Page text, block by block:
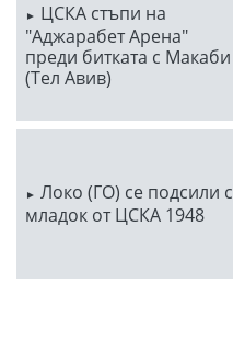
ЦСКА стъпи на
"Аджарабет Арена"
преди битката с Макаби
(Тел Авив)
Локо (ГО) се подсили с
младок от ЦСКА 1948